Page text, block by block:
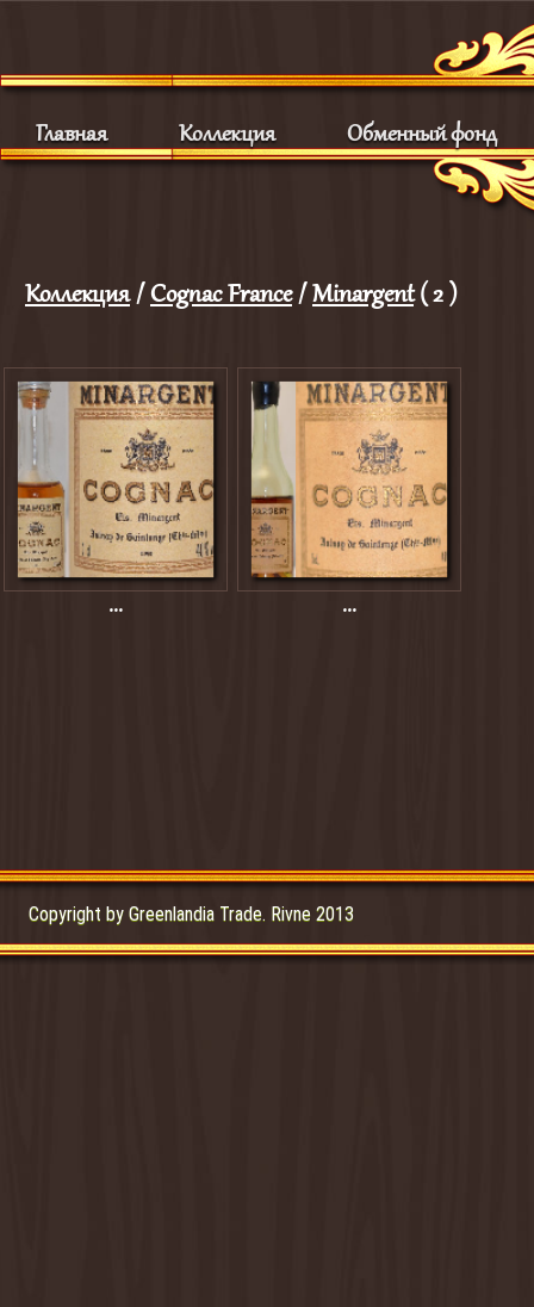
Главная Коллекция Обменный фонд
Коллекция/Cognac France/Minargent( 2 )
... ...
Copyright by Greenlandia Trade. Rivne 2013